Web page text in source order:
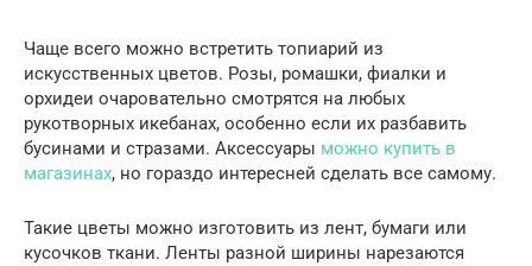
Чаще всего можно встретить топиарий из
искусственных цветов. Розы, ромашки, фиалки и
орхидеи очаровательно смотрятся на любых
рукотворных икебанах, особенно если их разбавить
бусинами и стразами. Аксессуары можно купить в
магазинах, но гораздо интересней сделать все самому.
Такие цветы можно изготовить из лент, бумаги или
кусочков ткани. Ленты разной ширины нарезаются